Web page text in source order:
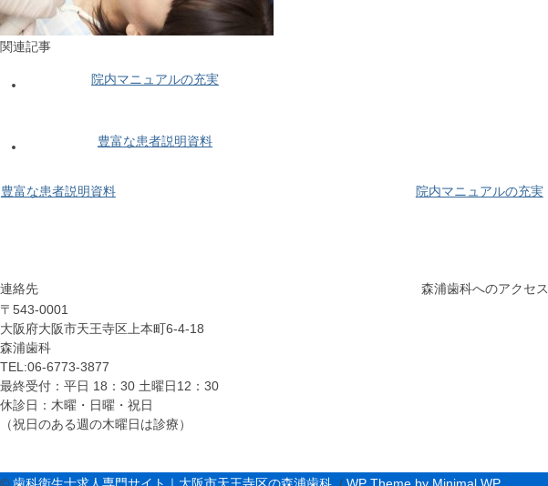
関連記事
院内マニュアルの充実
豊富な患者説明資料
豊富な患者説明資料 院内マニュアルの充実
連絡先
〒543-0001
大阪府大阪市天王寺区上本町6-4-18
森浦歯科
TEL:06-6773-3877
最終受付：平日 18：30 土曜日12：30
休診日：木曜・日曜・祝日
（祝日のある週の木曜日は診療）
森浦歯科へのアクセス
© 歯科衛生士求人専門サイト｜大阪市天王寺区の森浦歯科 . / WP Theme by Minimal WP